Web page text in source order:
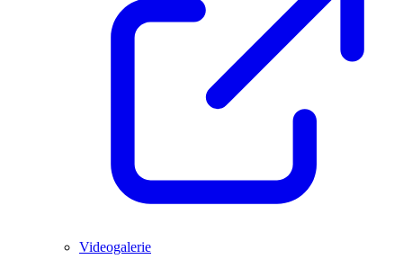
Videogalerie